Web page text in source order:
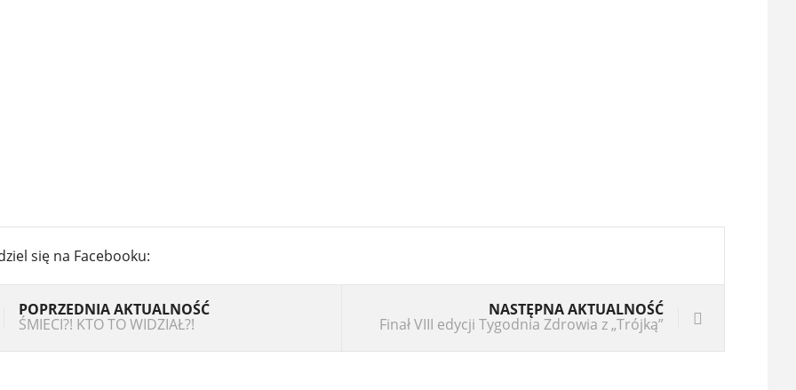
się na Facebooku:
POPRZEDNIA AKTUALNOŚĆ
ŚMIECI?! KTO TO WIDZIAŁ?!
NASTĘPNA AKTUALNOŚĆ
Finał VIII edycji Tygodnia Zdrowia z „Trójką”